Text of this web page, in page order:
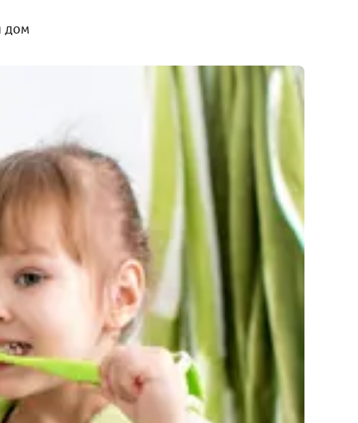
дом